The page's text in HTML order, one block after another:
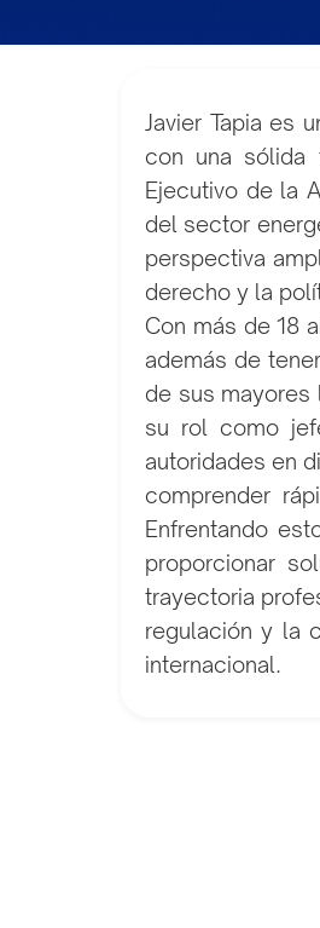
Javier Tapia es
con una sólida
Ejecutivo de la
del sector
perspectiva
derecho y la
Con más de 18
además de
de sus mayores
su rol como
autoridades en
comprender
Enfrentando
proporcionar
trayectoria
regulación y la
internacional.